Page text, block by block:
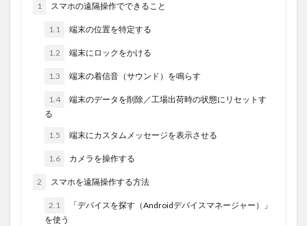
1 スマホの遠隔操作でできること
1.1 端末の位置を特定する
1.2 端末にロックをかける
1.3 端末の着信音（サウンド）を鳴らす
1.4
端末のデータを削除／工場出荷時の状態にリセットす
る
1.5 端末にカスタムメッセージを表示させる
1.6 カメラを操作する
2 スマホを遠隔操作する方法
2.1
「デバイスを探す（Androidデバイスマネージャー）」
を使う